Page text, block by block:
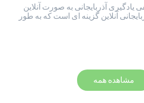
یادگیری آذربایجانی به صورت آنلاین
آنلاین گزینه ای است که به طور
مشاهده همه